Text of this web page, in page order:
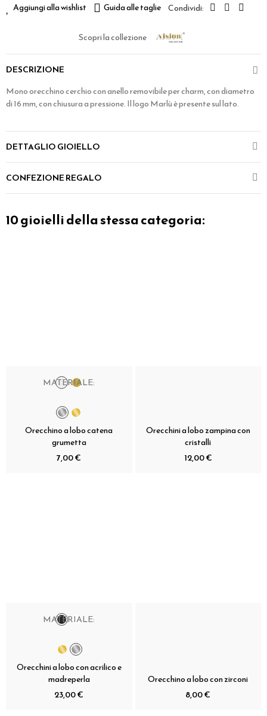
Aggiungi alla wishlist Guida alle taglie
Scopri la collezione
DESCRIZIONE
Mono orecchino cerchio con anello removibile per charm, con diametro
di 16 mm, con chiusura a pressione. Il logo Marlù è presente sul lato.
DETTAGLIO GIOIELLO
CONFEZIONE REGALO
10 gioielli della stessa categoria:
MATERIALE:
Orecchino a lobo catena
grumetta
7,00 €
Orecchini a lobo zampina con
cristalli
12,00 €
MATERIALE:
Orecchini a lobo con acrilico e
madreperla
23,00 €
Orecchino a lobo con zirconi
8,00 €